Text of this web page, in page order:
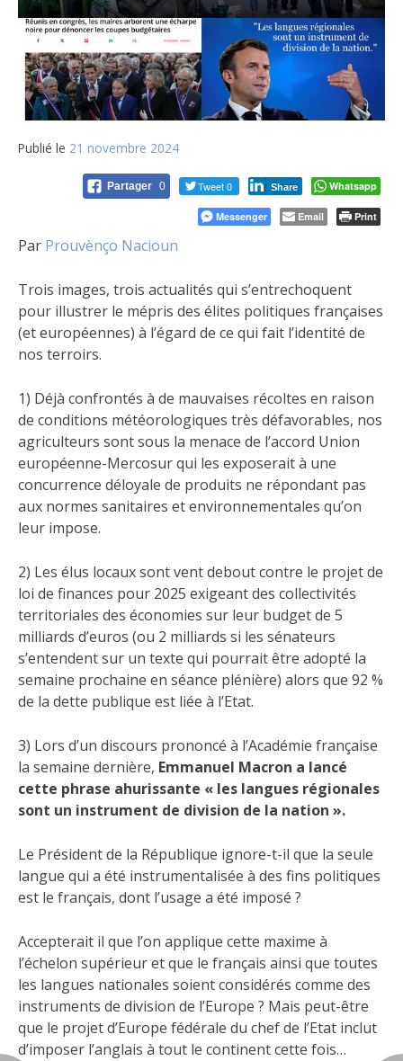
Publié le 21 novembre 2024
Partager 0 Tweet 0 Share Whatsapp
Messenger Email Print
Par Prouvènço Nacioun
Trois images, trois actualités qui s’entrechoquent
pour illustrer le mépris des élites politiques françaises
(et européennes) à l’égard de ce qui fait l’identité de
nos terroirs.
1) Déjà confrontés à de mauvaises récoltes en raison
de conditions météorologiques très défavorables, nos
agriculteurs sont sous la menace de l’accord Union
européenne-Mercosur qui les exposerait à une
concurrence déloyale de produits ne répondant pas
aux normes sanitaires et environnementales qu’on
leur impose.
2) Les élus locaux sont vent debout contre le projet de
loi de finances pour 2025 exigeant des collectivités
territoriales des économies sur leur budget de 5
milliards d’euros (ou 2 milliards si les sénateurs
s’entendent sur un texte qui pourrait être adopté la
semaine prochaine en séance plénière) alors que 92 %
de la dette publique est liée à l’Etat.
3) Lors d’un discours prononcé à l’Académie française
la semaine dernière, Emmanuel Macron a lancé
cette phrase ahurissante « les langues régionales
sont un instrument de division de la nation ».
Le Président de la République ignore-t-il que la seule
langue qui a été instrumentalisée à des fins politiques
est le français, dont l’usage a été imposé ?
Accepterait il que l’on applique cette maxime à
l’échelon supérieur et que le français ainsi que toutes
les langues nationales soient considérés comme des
instruments de division de l’Europe ? Mais peut-être
que le projet d’Europe fédérale du chef de l’Etat inclut
d’imposer l’anglais à tout le continent cette fois…